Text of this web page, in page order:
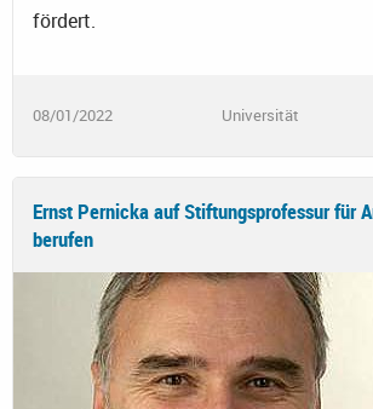
fördert.
08/01/2022 Universität
Ernst Pernicka auf Stiftungsprofessur für
berufen